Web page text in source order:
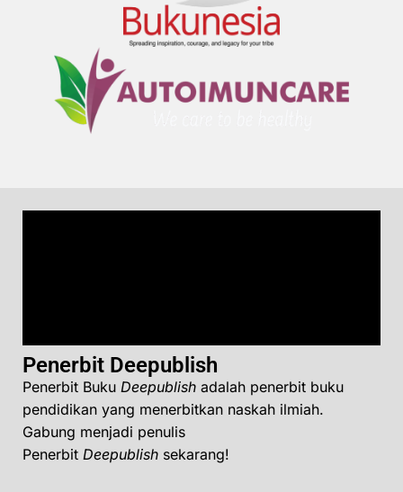
Penerbit Deepublish
Penerbit Buku Deepublish adalah penerbit buku
pendidikan yang menerbitkan naskah ilmiah.
Gabung menjadi penulis
Penerbit Deepublish sekarang!